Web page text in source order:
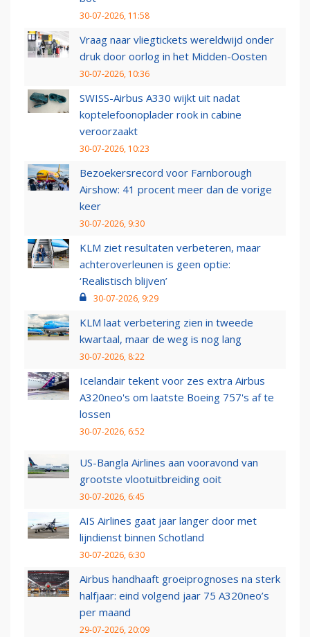
30-07-2026, 11:58
Vraag naar vliegtickets wereldwijd onder
druk door oorlog in het Midden-Oosten
30-07-2026, 10:36
SWISS-Airbus A330 wijkt uit nadat
koptelefoonoplader rook in cabine
veroorzaakt
30-07-2026, 10:23
Bezoekersrecord voor Farnborough
Airshow: 41 procent meer dan de vorige
keer
30-07-2026, 9:30
KLM ziet resultaten verbeteren, maar
achteroverleunen is geen optie:
‘Realistisch blijven’
30-07-2026, 9:29
KLM laat verbetering zien in tweede
kwartaal, maar de weg is nog lang
30-07-2026, 8:22
Icelandair tekent voor zes extra Airbus
A320neo's om laatste Boeing 757's af te
lossen
30-07-2026, 6:52
US-Bangla Airlines aan vooravond van
grootste vlootuitbreiding ooit
30-07-2026, 6:45
AIS Airlines gaat jaar langer door met
lijndienst binnen Schotland
30-07-2026, 6:30
Airbus handhaaft groeiprognoses na sterk
halfjaar: eind volgend jaar 75 A320neo’s
per maand
29-07-2026, 20:09